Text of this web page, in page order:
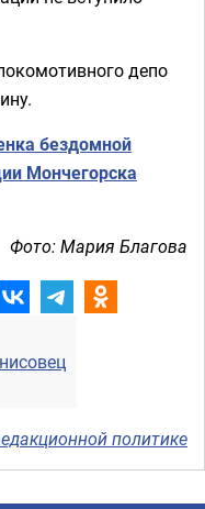
депо
бездомной
Мончегорска
Фото: Мария Благова
политике